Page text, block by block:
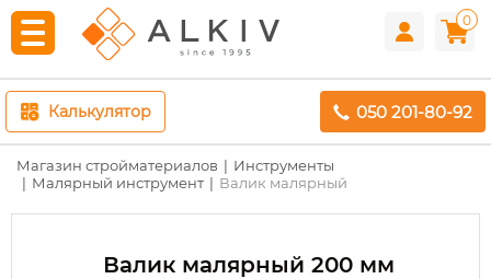
0
Калькулятор 050 201-80-92
Магазин стройматериалов
Инструменты
Малярный инструмент
Валик малярный
Валик малярный 200 мм